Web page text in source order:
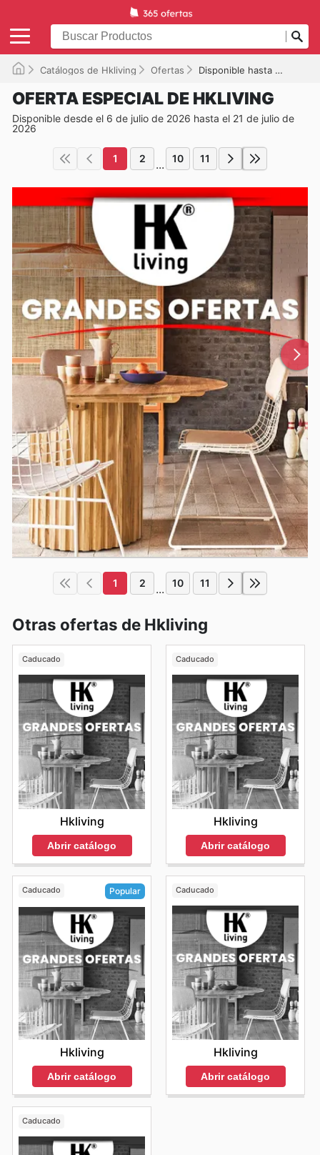
Catálogos de Hkliving Ofertas Disponible hasta el 21/07/2026
OFERTA ESPECIAL DE HKLIVING
Disponible desde el 6 de julio de 2026 hasta el 21 de julio de
2026
1 2 ... 10 11
1 2 ... 10 11
Otras ofertas de Hkliving
Caducado
Hkliving
Abrir catálogo
Caducado
Hkliving
Abrir catálogo
Caducado Popular
Hkliving
Abrir catálogo
Caducado
Hkliving
Abrir catálogo
Caducado